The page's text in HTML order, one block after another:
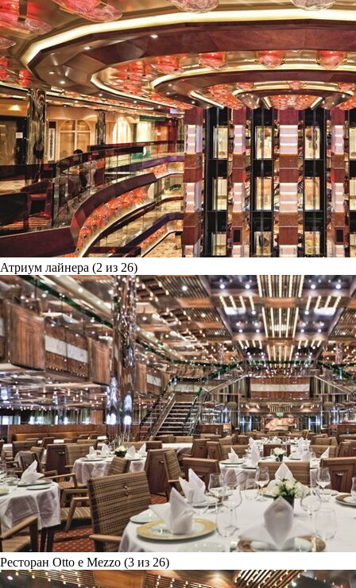
Атриум лайнера (2 из 26)
Ресторан Otto e Mezzo (3 из 26)